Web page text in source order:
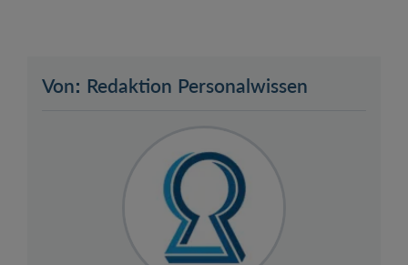
Von: Redaktion Personalwissen